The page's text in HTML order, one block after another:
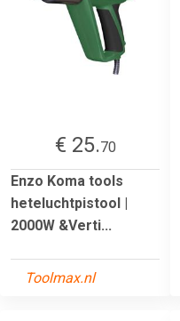
€ 25.70
Enzo Koma tools
heteluchtpistool |
2000W &Verti...
Toolmax.nl